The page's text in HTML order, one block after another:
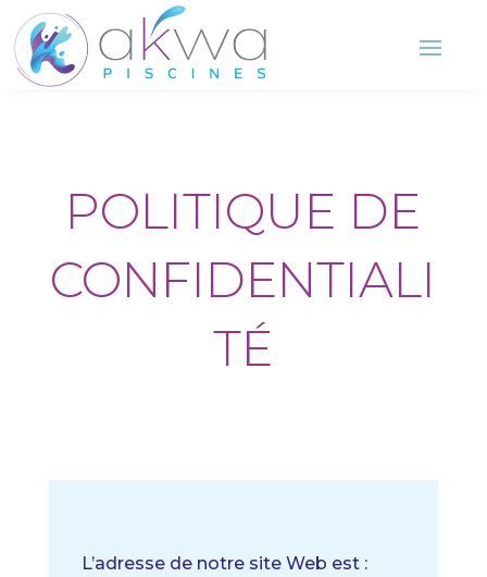
POLITIQUE DE
CONFIDENTIALI
TÉ
L’adresse de notre site Web est :